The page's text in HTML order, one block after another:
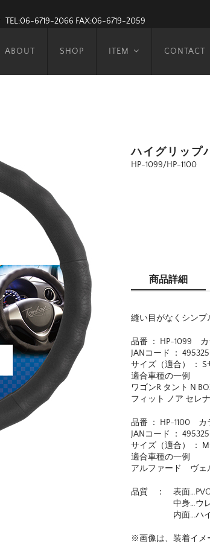
TEL:06-6719-2066 FAX:06-6719-2059
ABOUT SHOP ITEM CONTACT
ハイグリップ
HP-1099/HP-1100
商品詳細
縫い目がなくシンプ
品番 ： HP-1099 カ
JANコード ：
サイズ（適合） ： S
適合車種の一例
ワゴンR タント N
フィット ノア セレ
品番 ： HP-1100 カ
JANコード ：
サイズ（適合） ：
適合車種の一例
アルファード ヴ
品質 ： 表面…PVC
中身…ウレ
内面…ハイグ
※画像は、装着イメ